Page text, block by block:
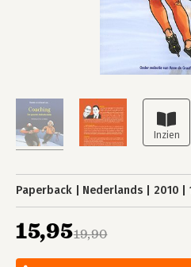
Paperback Nederlands 2010
19,90
15,95